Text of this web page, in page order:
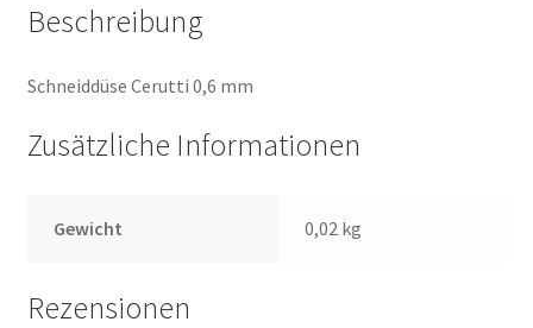
Beschreibung
Schneiddüse Cerutti 0,6 mm
Zusätzliche Informationen
Gewicht 0,02 kg
Rezensionen